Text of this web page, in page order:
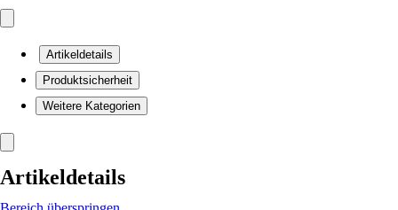
Artikeldetails
Produktsicherheit
Weitere Kategorien
Artikeldetails